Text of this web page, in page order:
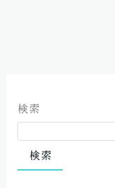
検索
検索